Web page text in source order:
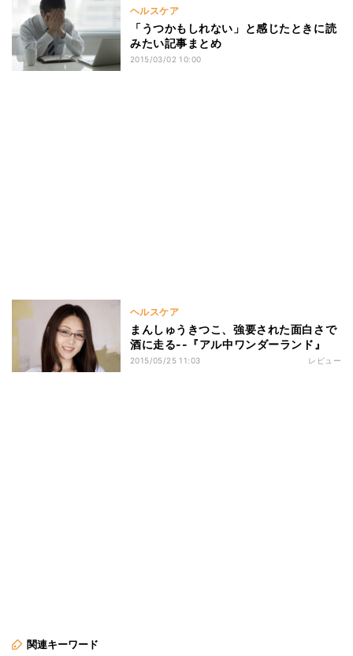
ヘルスケア
「うつかもしれない」と感じたときに読
みたい記事まとめ
2015/03/02 10:00
ヘルスケア
まんしゅうきつこ、強要された面白さで
酒に走る--『アル中ワンダーランド』
2015/05/25 11:03 レビュー
関連キーワード